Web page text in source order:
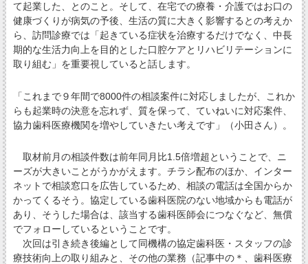
て起業した、とのこと。そして、在宅での療養・介護ではお口の
健康づくりが病気の予後、生活の質に大きく影響するとの考えか
ら、訪問診療では「起きている症状を治療するだけでなく、中長
期的な生活力向上を目的とした口腔ケアとリハビリテーションに
取り組む」を重要視していると話します。
「これまで９年間で8000件の相談案件に対応しましたが、これか
らも起業時の決意を忘れず、質を保って、ていねいに対応案件、
協力歯科医療機関を増やしていきたい考えです」（小田さん）。
取材前月の相談件数は前年同月比1.5倍増超ということで、ニ
ーズが大きいことがうかがえます。チラシ配布のほか、インター
ネットで相談窓口を広告しているため、相談の電話は全国からか
かってくるそう。協定している歯科医院のない地域からも電話が
あり、そうした場合は、該当する歯科医師会につなぐなど、無償
でフォローしているということです。
次回は引き続き後編として同機構の協定歯科医・スタッフの診
療技術向上の取り組みと、その他の業務（記事中の＊、歯科医療